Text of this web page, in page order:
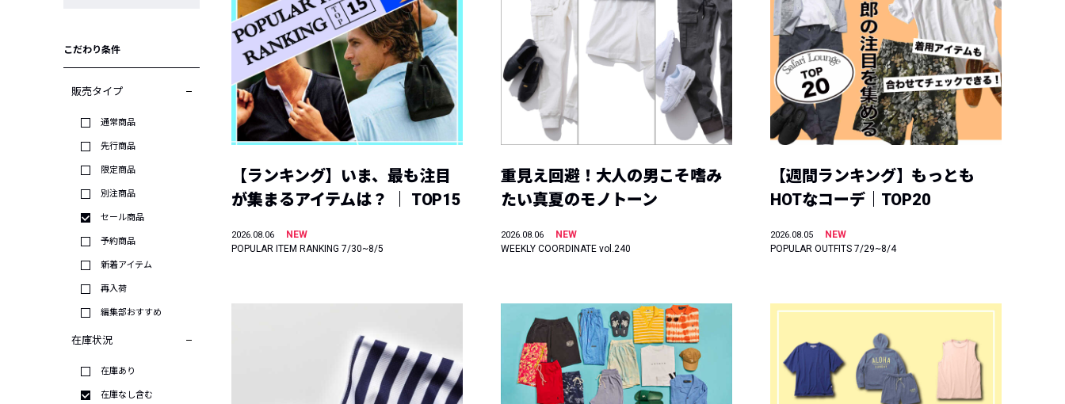
こだわり条件
販売タイプ
通常商品
先行商品
限定商品
別注商品
セール商品
予約商品
新着アイテム
再入荷
編集部おすすめ
在庫状況
在庫あり
在庫なし含む
【ランキング】いま、最も注目
が集まるアイテムは？ ｜ TOP15
2026.08.06
NEW
POPULAR ITEM RANKING 7/30~8/5
重見え回避！大人の男こそ嗜み
たい真夏のモノトーン
2026.08.06
NEW
WEEKLY COORDINATE vol.240
【週間ランキング】もっとも
HOTなコーデ｜TOP20
2026.08.05
NEW
POPULAR OUTFITS 7/29~8/4